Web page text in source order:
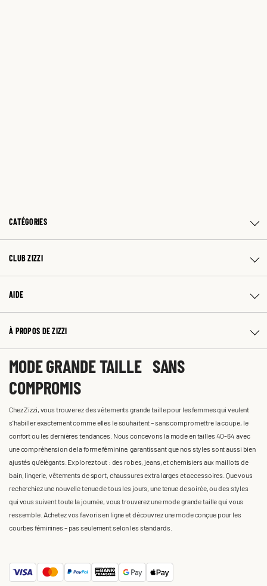
CATÉGORIES
CLUB ZIZZI
AIDE
À PROPOS DE ZIZZI
MODE GRANDE TAILLE SANS
COMPROMIS
Chez Zizzi, vous trouverez des vêtements grande taille pour les femmes qui veulent
s'habiller exactement comme elles le souhaitent – sans compromettre la coupe, le
confort ou les dernières tendances. Nous concevons la mode en tailles 40-64 avec
une compréhension de la forme féminine, garantissant que nos styles sont aussi bien
ajustés qu'élégants. Explorez tout : des robes, jeans, et chemisiers aux maillots de
bain, lingerie, vêtements de sport, chaussures extra larges et accessoires. Que vous
recherchiez une nouvelle tenue de tous les jours, une tenue de soirée, ou des styles
qui vous suivent toute la journée, vous trouverez une mode grande taille qui vous
ressemble. Achetez vos favoris en ligne et découvrez une mode conçue pour les
courbes féminines – pas seulement selon les standards.